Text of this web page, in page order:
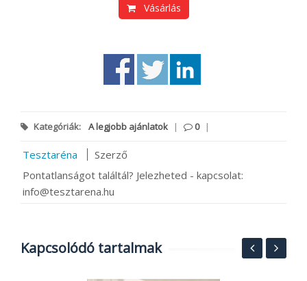
Vásárlás
Kategóriák: A legjobb ajánlatok | 0 |
Tesztaréna
Szerző
Pontatlanságot találtál? Jelezheted - kapcsolat:
info@tesztarena.hu
Kapcsolódó tartalmak